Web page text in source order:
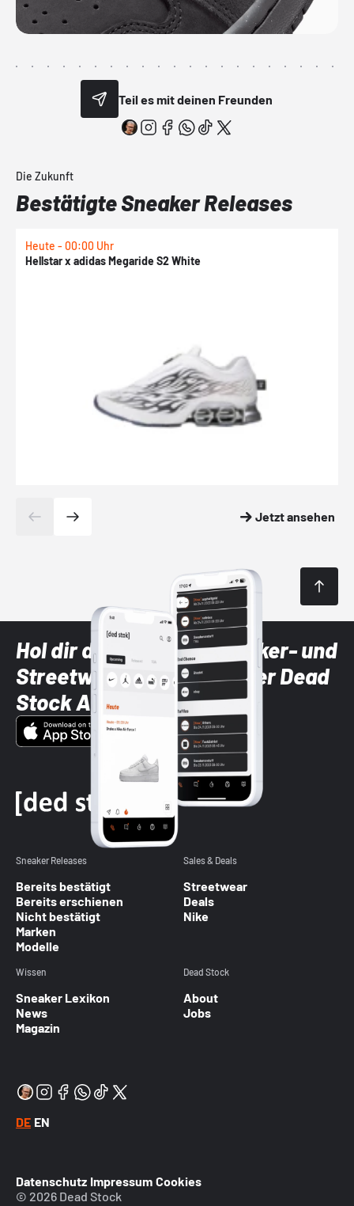
Teil es mit deinen Freunden
Die Zukunft
Bestätigte Sneaker Releases
Heute - 00:00 Uhr
Hellstar x adidas Megaride S2 White
Jetzt ansehen
Hol dir die neuesten Sneaker- und
Streetwear-Brands mit der Dead
Stock App
Sneaker Releases
Bereits bestätigt
Bereits erschienen
Nicht bestätigt
Marken
Modelle
Sales & Deals
Streetwear
Deals
Nike
Wissen
Sneaker Lexikon
News
Magazin
Dead Stock
About
Jobs
DE EN
Datenschutz Impressum Cookies
© 2026 Dead Stock